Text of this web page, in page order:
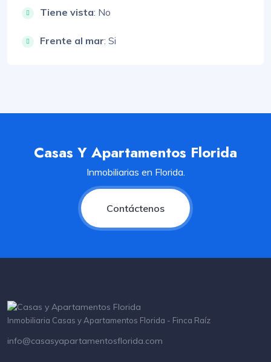
Tiene vista: No
Frente al mar: Si
Casas Y Apartamentos Florida
Inmobiliarias en Florida.
Contáctenos
Inmobiliaria Casas y Apartamentos Florida - Finca Raíz
info@casasyapartamentosflorida.com